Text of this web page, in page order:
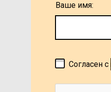
Ваше имя:
Согласен с